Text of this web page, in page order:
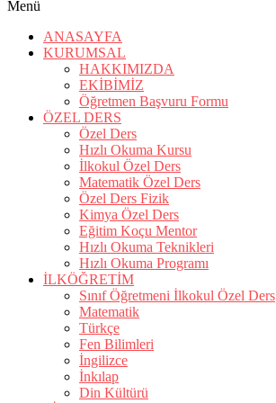
Menü
ANASAYFA
KURUMSAL
HAKKIMIZDA
EKİBİMİZ
Öğretmen Başvuru Formu
ÖZEL DERS
Özel Ders
Hızlı Okuma Kursu
İlkokul Özel Ders
Matematik Özel Ders
Özel Ders Fizik
Kimya Özel Ders
Eğitim Koçu Mentor
Hızlı Okuma Teknikleri
Hızlı Okuma Programı
İLKÖĞRETİM
Sınıf Öğretmeni İlkokul Özel Ders
Matematik
Türkçe
Fen Bilimleri
İngilizce
İnkılap
Din Kültürü